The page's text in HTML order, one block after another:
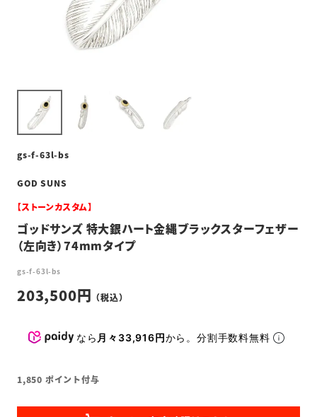
gs-f-63l-bs
GOD SUNS
【ストーンカスタム】
ゴッドサンズ 特大銀ハート金縄ブラックスターフェザー
（左向き）74mmタイプ
gs-f-63l-bs
203,500
なら 月々33,916円から。分割手数料無料
1,850 ポイント付与